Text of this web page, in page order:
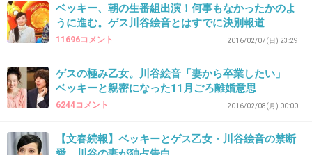
34. 匿名2016/03/11(金) 11:32:07
ベッキー復活に向けて川谷sageの流れを作るの
そりゃ数十億の負債なんて事務所は抱えたくな
いだろうし、回収せにゃならんし
がゲスでベッキーがかわいそう」っていう流れ
ベッキー、朝の生番組出演！何事もなかったかのよ
うに進む。ゲス川谷絵音とはすでに決別報道
11696コメント 2016/02/07(日) 23:29
ゲスの極み乙女。川谷絵音「妻から卒業したい」
ベッキーと親密になった11月ごろ離婚意思
6244コメント 2016/02/08(月) 00:00
【文春続報】ベッキーとゲス乙女・川谷絵音の禁断